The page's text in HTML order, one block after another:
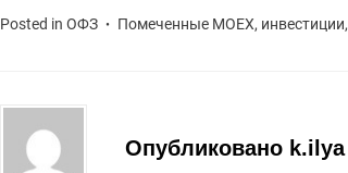
Posted in ОФЗ Помеченные MOEX, инвестиции,
Опубликовано k.ilya